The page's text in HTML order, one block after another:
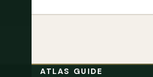
ATLAS GUIDE